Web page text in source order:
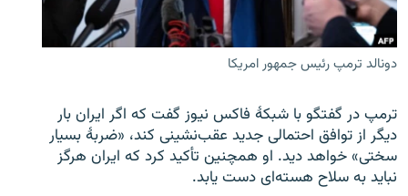
دونالد ترمپ رئیس جمهور امریکا
ترمپ در گفتگو با شبکهٔ فاکس نیوز گفت که اگر ایران بار
دیگر از توافق احتمالی جدید عقب‌نشینی کند، «ضربهٔ بسیار
سختی» خواهد دید. او همچنین تأکید کرد که ایران هرگز
نباید به سلاح هسته‌ای دست یابد.